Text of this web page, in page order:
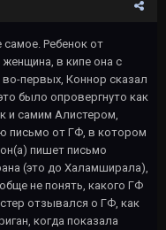
Ребенок от
в кипе она с
первых, Коннор сказал
было опровергнуто как
и самим Алистером,
письмо от ГФ, в котором
пишет письмо
(это до Халамширала),
не понять, какого ГФ
отзывался о ГФ, как
когда показала